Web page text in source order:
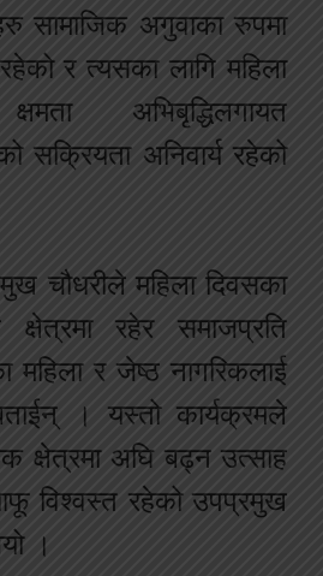
सामाजिक अगुवाका रुपमा
र त्यसका लागि महिला
अभिबृद्धिलगायत
सक्रियता अनिवार्य रहेको
चौधरीले महिला दिवसका
क्षेत्रमा रहेर समाजप्रति
महिला र जेष्ठ नागरिकलाई
। यस्तो कार्यक्रमले
क्षेत्रमा अघि बढ्न उत्साह
विश्वस्त रहेको उपप्रमुख
।